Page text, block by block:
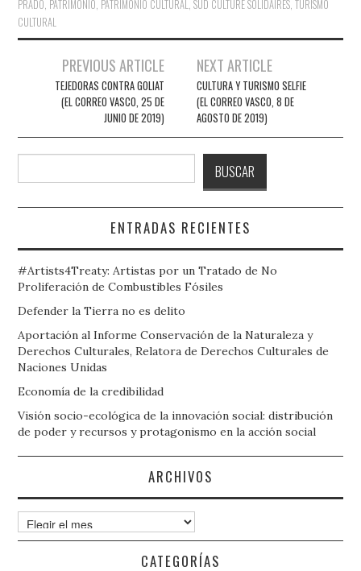
PRADO, PATRIMONIO, PATRIMONIO CULTURAL,SUD CULTURE SOLIDAIRES,TURISMO
CULTURAL
Navegación
entradas
PREVIOUS ARTICLE
TEJEDORAS CONTRA GOLIAT
(EL CORREO VASCO, 25 DE
JUNIO DE 2019)
NEXT ARTICLE
CULTURA Y TURISMO SELFIE
(EL CORREO VASCO, 8 DE
AGOSTO DE 2019)
BUSCAR
ENTRADAS RECIENTES
#Artists4Treaty: Artistas por un Tratado de No
Proliferación de Combustibles Fósiles
Defender la Tierra no es delito
Aportación al Informe Conservación de la Naturaleza y
Derechos Culturales, Relatora de Derechos Culturales de
Naciones Unidas
Economía de la credibilidad
Visión socio-ecológica de la innovación social: distribución
de poder y recursos y protagonismo en la acción social
ARCHIVOS
Archivos
CATEGORÍAS